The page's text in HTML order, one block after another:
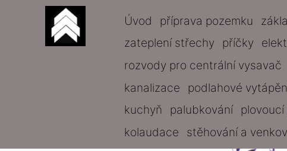
Úvod příprava pozemku
zateplení střechy
příčky
rozvody pro centrální vysavač
kanalizace
podlahové
kuchyň
palubkování
kolaudace
stěhování a